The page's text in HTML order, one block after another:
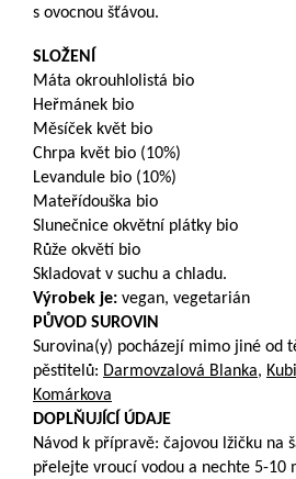
s ovocnou šťávou.
SLOŽENÍ
Máta okrouhlolistá bio
Heřmánek bio
Měsíček květ bio
Chrpa květ bio (10%)
Levandule bio (10%)
Mateřídouška bio
Slunečnice okvětní plátky bio
Růže okvětí bio
Skladovat v suchu a chladu.
Výrobek je: vegan, vegetarián
PŮVOD SUROVIN
Surovina(y) pocházejí mimo jiné od
pěstitelů: Darmovzalová Blanka,
Komárkova
DOPLŇUJÍCÍ ÚDAJE
Návod k přípravě: čajovou lžičku na
přelejte vroucí vodou a nechte 5-10